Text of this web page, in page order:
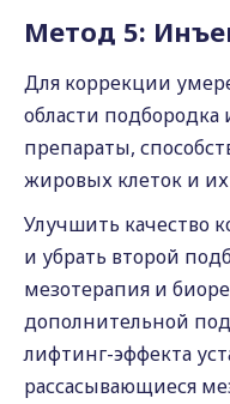
Метод 5:
Для коррекции
области
препараты,
жировых клеток и
Улучшить качество
и убрать второй
мезотерапия и
дополнительной
лифтинг-эффекта
рассасывающиеся